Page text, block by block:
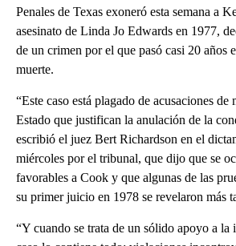
Penales de Texas exoneró esta semana a
asesinato de Linda Jo Edwards en 1977,
de un crimen por el que pasó casi 20 años
muerte.
“Este caso está plagado de acusaciones de
Estado que justifican la anulación de la
escribió el juez Bert Richardson en el
miércoles por el tribunal, que dijo que se
favorables a Cook y que algunas de las
su primer juicio en 1978 se revelaron más
“Y cuando se trata de un sólido apoyo a la